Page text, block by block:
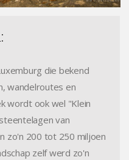
die bekend
wandelroutes en
wordt ook wel "Klein
van
zo'n 200 tot 250 miljoen
zelf werd zo'n